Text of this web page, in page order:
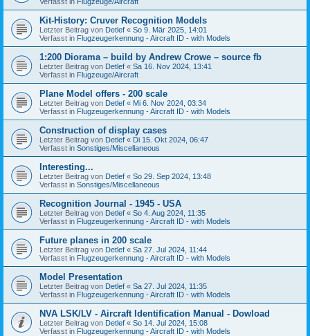
Kit-History: Cruver Recognition Models
Letzter Beitrag von Detlef « So 9. Mär 2025, 14:01
Verfasst in Flugzeugerkennung - Aircraft ID - with Models
1:200 Diorama – build by Andrew Crowe – source fb
Letzter Beitrag von Detlef « Sa 16. Nov 2024, 13:41
Verfasst in Flugzeuge/Aircraft
Plane Model offers - 200 scale
Letzter Beitrag von Detlef « Mi 6. Nov 2024, 03:34
Verfasst in Flugzeugerkennung - Aircraft ID - with Models
Construction of display cases
Letzter Beitrag von Detlef « Di 15. Okt 2024, 06:47
Verfasst in Sonstiges/Miscellaneous
Interesting...
Letzter Beitrag von Detlef « So 29. Sep 2024, 13:48
Verfasst in Sonstiges/Miscellaneous
Recognition Journal - 1945 - USA
Letzter Beitrag von Detlef « So 4. Aug 2024, 11:35
Verfasst in Flugzeugerkennung - Aircraft ID - with Models
Future planes in 200 scale
Letzter Beitrag von Detlef « Sa 27. Jul 2024, 11:44
Verfasst in Flugzeugerkennung - Aircraft ID - with Models
Model Presentation
Letzter Beitrag von Detlef « Sa 27. Jul 2024, 11:35
Verfasst in Flugzeugerkennung - Aircraft ID - with Models
NVA LSK/LV - Aircraft Identification Manual - Dowload
Letzter Beitrag von Detlef « So 14. Jul 2024, 15:08
Verfasst in Flugzeugerkennung - Aircraft ID - with Models